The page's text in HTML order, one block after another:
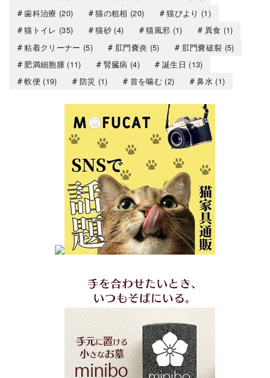
歯科治療 (20) 猫の粗相 (20) 猫びより (1)
猫トイレ (35) 猫砂(4) 猫風邪 (1) 異食 (1)
粘着クリーナー (5) 肛門嚢炎 (5) 肛門嚢破裂 (5)
肥満細胞腫(11) 腎臓病 (4) 誕生日 (13)
軟便 (19) 防災 (1) 首を噛む (2) 鼻水 (1)